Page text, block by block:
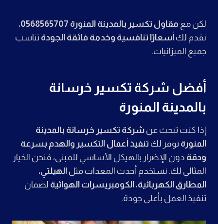
لكن مع مقاول تكسير بالمدينة المنورة 0568565707
،
نقدم لك أسعارًا تنافسية وخدمة فائقة الجودة تناسب
جميع الميزانيات.
أفضل شركة تكسير خرسانة
بالمدينة المنورة
إذا كنت تبحث عن شركة تكسير خرسانة بالمدينة
المنورة توفر لك تنفيذ أعمال التكسير والهدم بسرعة
ودقة دون الإضرار بالهيكل الأساسي للمبنى، فنحن الخيار
المثالي لك. نستخدم أحدث المعدات مثل الهيلتي،
المطارق الكهربائية، الكومبريسرات الهوائية لضمان
تنفيذ العمل بأعلى جودة.